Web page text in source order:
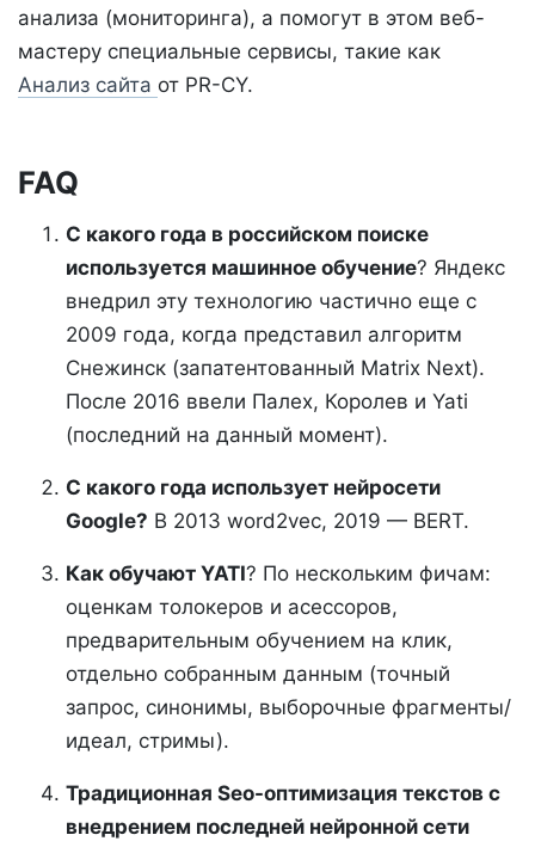
анализа (мониторинга), а помогут в этом веб-
мастеру специальные сервисы, такие как
Анализ сайта от PR-CY.
FAQ
С какого года в российском поиске
используется машинное обучение? Яндекс
внедрил эту технологию частично еще с
2009 года, когда представил алгоритм
Снежинск (запатентованный Matrix Next).
После 2016 ввели Палех, Королев и Yati
(последний на данный момент).
С какого года использует нейросети
Google? В 2013 word2vec, 2019 — BERT.
Как обучают YATI? По нескольким фичам:
оценкам толокеров и асессоров,
предварительным обучением на клик,
отдельно собранным данным (точный
запрос, синонимы, выборочные фрагменты/
идеал, стримы).
Традиционная Seo-оптимизация текстов с
внедрением последней нейронной сети